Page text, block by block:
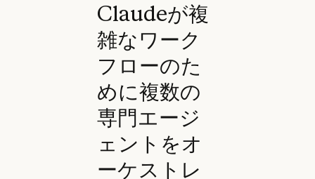
Claudeが複
雑なワーク
フローのた
めに複数の
専門エージ
ェントをオ
ーケストレ